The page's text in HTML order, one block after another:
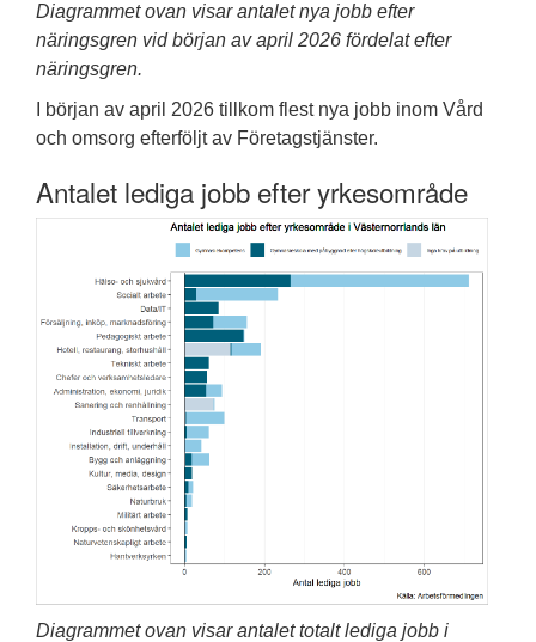
Diagrammet ovan visar antalet nya jobb efter
näringsgren vid början av april 2026 fördelat efter
näringsgren.
I början av april 2026 tillkom flest nya jobb inom Vård
och omsorg efterföljt av Företagstjänster.
Antalet lediga jobb efter yrkesområde
Diagrammet ovan visar antalet totalt lediga jobb i